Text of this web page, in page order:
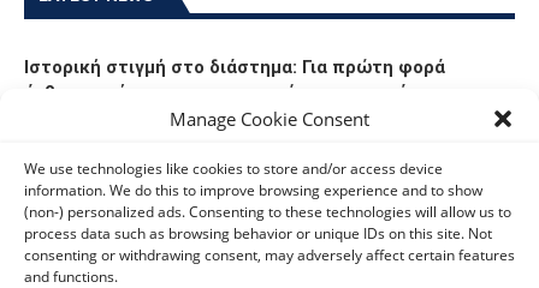
Manage Cookie Consent
We use technologies like cookies to store and/or access device
information. We do this to improve browsing experience and to show
(non-) personalized ads. Consenting to these technologies will allow us to
process data such as browsing behavior or unique IDs on this site. Not
consenting or withdrawing consent, may adversely affect certain features
and functions.
Ιστορική στιγμή στο διάστημα: Για πρώτη φορά
άνθρωποι έκαναν ακτινογραφίες σε τροχιά
Οι Ευρωπαίοι καταναλωτές φαίνεται να «αγκαλιάζουν»
τα νέα Samsung Galaxy Z Fold8
06/08/2026